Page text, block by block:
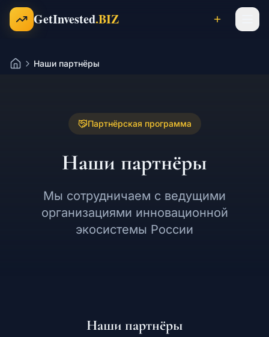
Перейти к содержимому
GetInvested.BIZ
Проекты
Бизнесы
Франшизы
ГлавнаяНаши партнёры
Партнёрская программа
Наши партнёры
Мы сотрудничаем с ведущими
организациями инновационной
экосистемы России
Наши партнёры